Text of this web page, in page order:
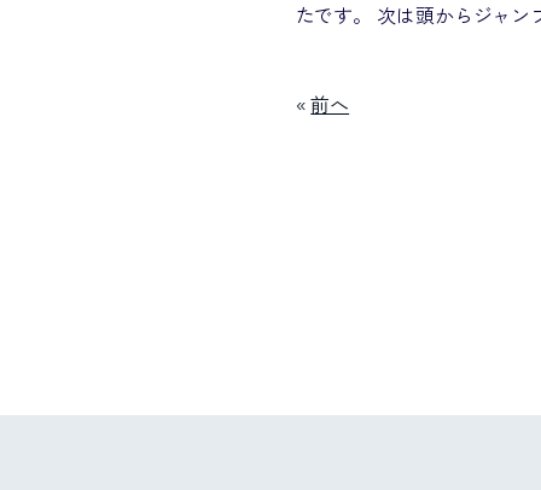
たです。 次は頭からジャ
«前へ